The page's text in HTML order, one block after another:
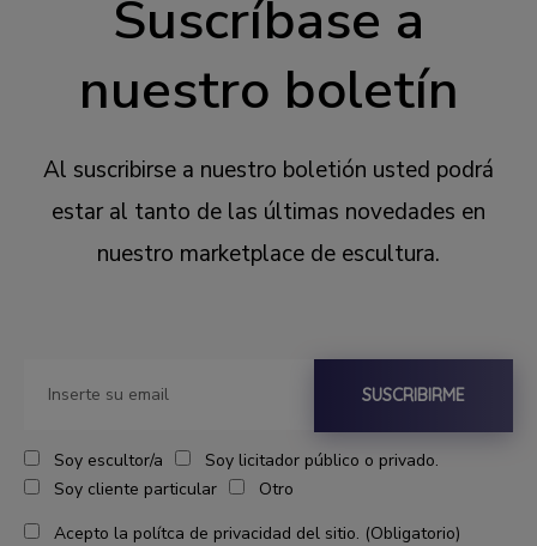
Suscríbase a
nuestro boletín
Al suscribirse a nuestro boletión usted podrá
estar al tanto de las últimas novedades en
nuestro marketplace de escultura.
Soy escultor/a
Soy licitador público o privado.
Soy cliente particular
Otro
Acepto la polítca de privacidad del sitio. (Obligatorio)
SUSCRIBIRME